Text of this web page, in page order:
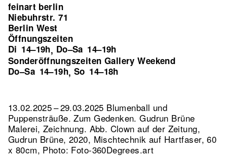
feinart berlin
Niebuhrstr. 71
Berlin West
Öffnungszeiten
Di 14–19h, Do–Sa 14–19h
Sonderöffnungszeiten Gallery Weekend
Do–Sa 14–19h, So 14–18h
13.02.2025 – 29.03.2025 Blumenball und
Puppensträuße. Zum Gedenken. Gudrun Brüne
Malerei, Zeichnung. Abb. Clown auf der Zeitung,
Gudrun Brüne, 2020, Mischtechnik auf Hartfaser, 60
x 80cm, Photo: Foto-360Degrees.art